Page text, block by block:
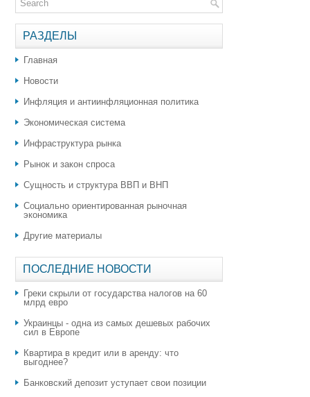
РАЗДЕЛЫ
Главная
Новости
Инфляция и антиинфляционная политика
Экономическая система
Инфраструктура рынка
Рынок и закон спроса
Сущность и структура ВВП и ВНП
Социально ориентированная рыночная
экономика
Другие материалы
ПОСЛЕДНИЕ НОВОСТИ
Греки скрыли от государства налогов на 60
млрд евро
Украинцы - одна из самых дешевых рабочих
сил в Европе
Квартира в кредит или в аренду: что
выгоднее?
​Банковский депозит уступает свои позиции